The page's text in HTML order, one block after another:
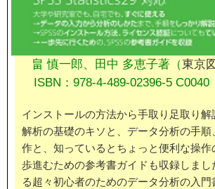
畠 慎一郎、田中 多恵子著（東京
ISBN：978-4-489-02396-5 C0040
インストールの方法から手取り足取り
解析の基礎のキソと、データ分析の手
作と、知っているとちょっと便利な操作
歩進むための参考書ガイドも収録しまし
る超々初心者のためのデータ分析の入